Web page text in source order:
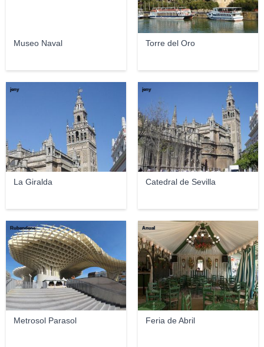
Museo Naval Torre del Oro
La Giralda
jeny
Catedral de Sevilla
jeny
Metrosol Parasol
Rubendene
Feria de Abril
Anual